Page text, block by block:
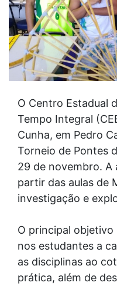
O Centro Estadual
Tempo Integral
Cunha, em Pedro
Torneio de Pontes
29 de novembro. A
partir das aulas de
investigação e
O principal
nos estudantes a
as disciplinas ao
prática, além de